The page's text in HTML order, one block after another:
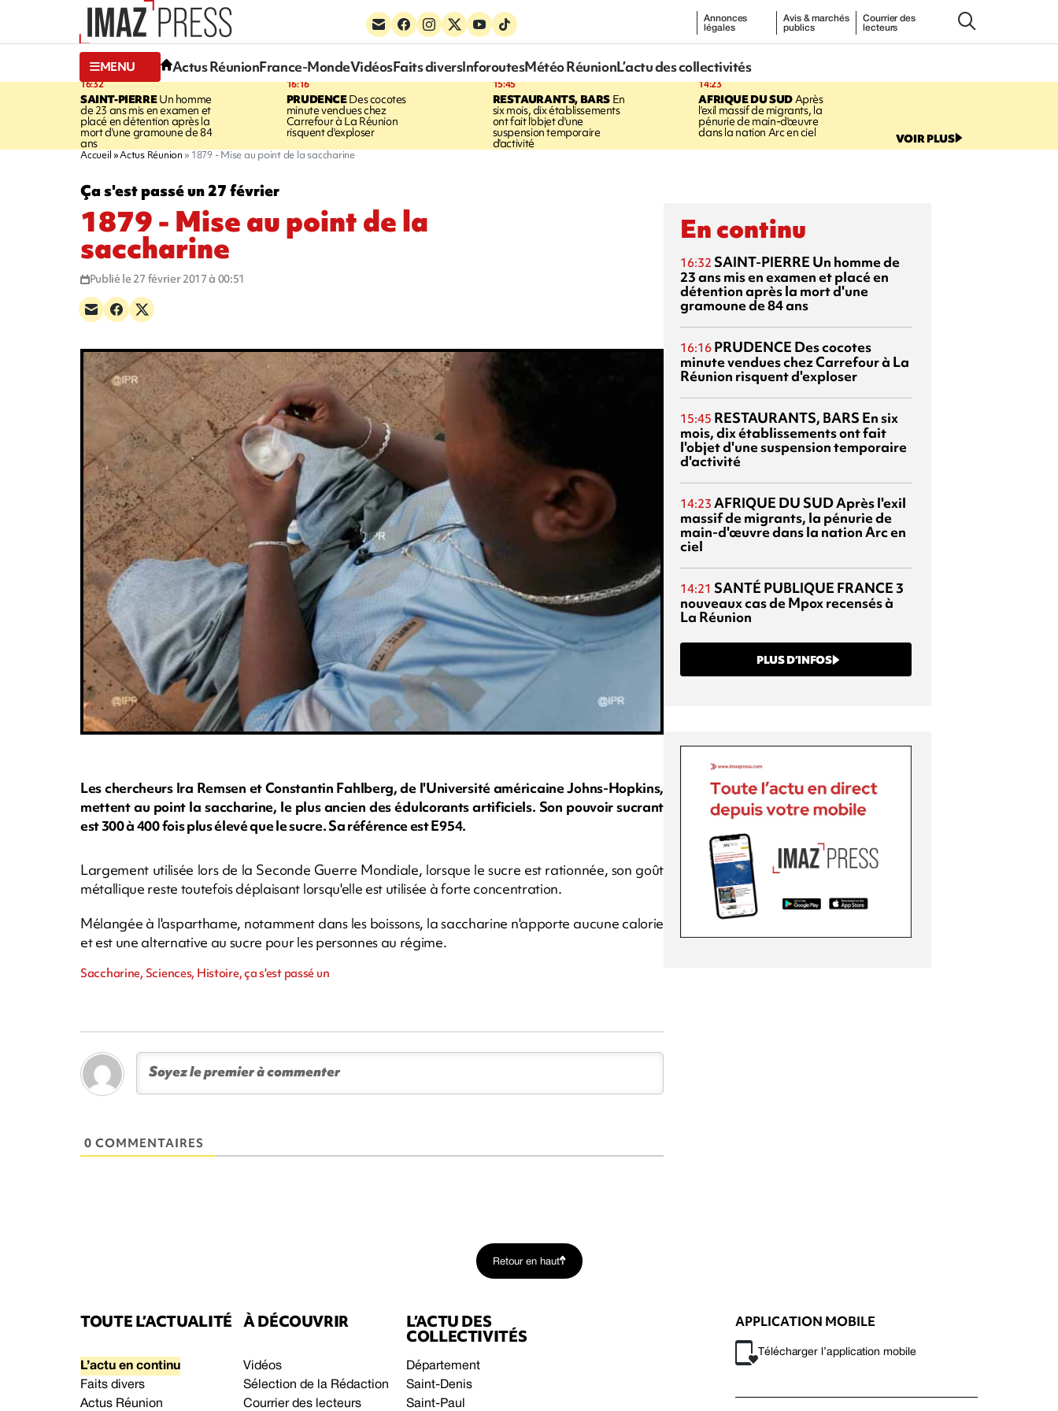
Annonces
légales
Avis & marchés
publics
Courrier des
lecteurs
MENU Actus RéunionFrance-MondeVidéosFaits diversInforoutesMétéo RéunionL’actu des collectivités
16:32
SAINT-PIERREUn homme
de 23 ans mis en examen et
placé en détention après la
mort d'une gramoune de 84
ans
16:16
PRUDENCEDes cocotes
minute vendues chez
Carrefour à La Réunion
risquent d'exploser
15:45
RESTAURANTS, BARS En
six mois, dix établissements
ont fait l'objet d'une
suspension temporaire
d'activité
14:23
AFRIQUE DU SUDAprès
l'exil massif de migrants, la
pénurie de main-d'œuvre
dans la nation Arc en ciel VOIR PLUS
Accueil Actus Réunion 1879 - Mise au point de la saccharine
Ça s'est passé un 27 février
1879 - Mise au point de la
saccharine
Publié le 27 février 2017 à 00:51
Les chercheurs Ira Remsen et Constantin Fahlberg, de l'Université américaine Johns-Hopkins,
mettent au point la saccharine, le plus ancien des édulcorants artificiels. Son pouvoir sucrant
est 300 à 400 fois plus élevé que le sucre. Sa référence est E954.
Largement utilisée lors de la Seconde Guerre Mondiale, lorsque le sucre est rationnée, son goût
métallique reste toutefois déplaisant lorsqu'elle est utilisée à forte concentration.
Mélangée à l'asparthame, notamment dans les boissons, la saccharine n'apporte aucune calorie
et est une alternative au sucre pour les personnes au régime.
Saccharine, Sciences, Histoire, ça s'est passé un
0 COMMENTAIRES
En continu
16:32 SAINT-PIERRE Un homme de
23 ans mis en examen et placé en
détention après la mort d'une
gramoune de 84 ans
16:16 PRUDENCE Des cocotes
minute vendues chez Carrefour à La
Réunion risquent d'exploser
15:45 RESTAURANTS, BARS En six
mois, dix établissements ont fait
l'objet d'une suspension temporaire
d'activité
14:23 AFRIQUE DU SUDAprès l'exil
massif de migrants, la pénurie de
main-d'œuvre dans la nation Arc en
ciel
14:21 SANTÉ PUBLIQUE FRANCE 3
nouveaux cas de Mpox recensés à
La Réunion
PLUS D’INFOS
Retour en haut
TOUTE L’ACTUALITÉ
L’actu en continu
Faits divers
Actus Réunion
À DÉCOUVRIR
Vidéos
Sélection de la Rédaction
Courrier des lecteurs
L’ACTU DES
COLLECTIVITÉS
Département
Saint-Denis
Saint-Paul
APPLICATION MOBILE
Télécharger l’application mobile